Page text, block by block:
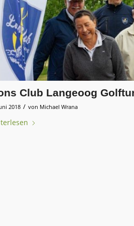
Club Langeoog
2018 / von Michael Wrana